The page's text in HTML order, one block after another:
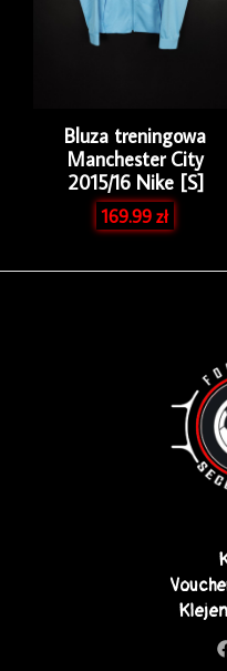
Bluza treningowa
Manchester City
2015/16 Nike [S]
169.99zł